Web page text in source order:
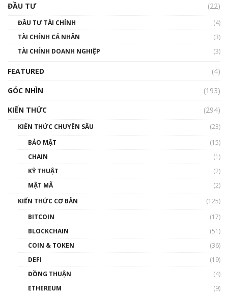
00:02:14
Nhìn lại năm 2022: Những sự kiện ảnh hưởng
đến hệ sinh thái tiền mã hoá | Phổ cập
00:43:47
như thể nào?
00:39:31
Phổ cập Blockchain
ĐẦU TƯ
(22)
ĐẦU TƯ TÀI CHÍNH
(4)
TÀI CHÍNH CÁ NHÂN
(3)
TÀI CHÍNH DOANH NGHIỆP
(3)
FEATURED
(4)
GÓC NHÌN
(193)
KIẾN THỨC
(294)
KIẾN THỨC CHUYÊN SÂU
(23)
BẢO MẬT
(15)
CHAIN
(1)
KỸ THUẬT
(2)
MẬT MÃ
(2)
KIẾN THỨC CƠ BẢN
(125)
BITCOIN
(17)
BLOCKCHAIN
(51)
COIN & TOKEN
(36)
DEFI
(19)
ĐỒNG THUẬN
(4)
ETHEREUM
(9)